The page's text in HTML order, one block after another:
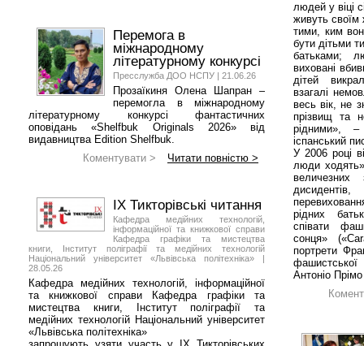
Перемога в
міжнародному
літературному конкурсі
Пресслужба ДОО НСПУ | 21.06.26
Прозаїкиня Олена Шапран –
перемогла в міжнародному
літературному конкурсі фантастичних
оповідань «Shelfbuk Originals 2026» від
видавництва Edition Shelfbuk.
Коментувати >
Читати повністю >
IX Тикторівські читання
Кафедра медійних технологій,
інформаційної та книжкової справи
Кафедра графіки та мистецтва
книги, Інститут поліграфії та медійних технологій
Національний університет «Львівська політехніка» |
28.05.26
Кафедра медійних технологій, інформаційної
та книжкової справи Кафедра графіки та
мистецтва книги, Інститут поліграфії та
медійних технологій Національний університет
«Львівська політехніка»
людей у віці
живуть своїм
тими, ким
бути дітьми
батьками;
виховані
дітей
взагалі
весь вік, не
прізвищ та
рідними», –
іспанський
У 2006 році
люди
рідних
співати
сонця»
портрети
Антоніо